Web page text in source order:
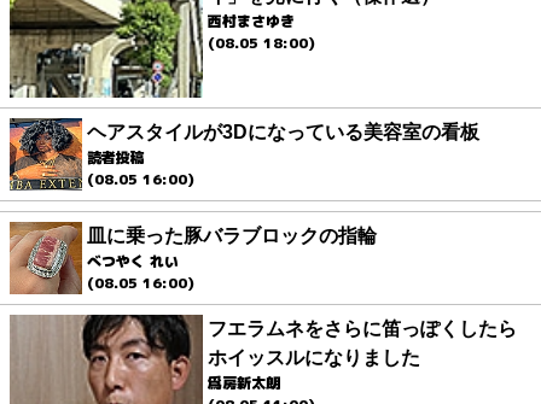
西村まさゆき
(08.05 18:00)
ヘアスタイルが3Dになっている美容室の看板
読者投稿
(08.05 16:00)
皿に乗った豚バラブロックの指輪
べつやく れい
(08.05 16:00)
フエラムネをさらに笛っぽくしたら
ホイッスルになりました
爲房新太朗